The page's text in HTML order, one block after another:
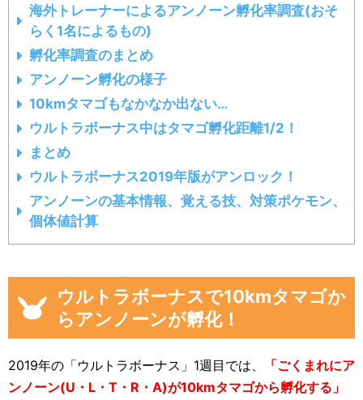
海外トレーナーによるアンノーン孵化率調査(おそ
らく1名によるもの)
孵化率調査のまとめ
アンノーン孵化の様子
10kmタマゴもなかなか出ない…
ウルトラボーナス中はタマゴ孵化距離1/2！
まとめ
ウルトラボーナス2019年版がアンロック！
アンノーンの基本情報、覚える技、対策ポケモン、
個体値計算
ウルトラボーナスで10kmタマゴか
らアンノーンが孵化！
2019年の「ウルトラボーナス」1週目では、
「ごくまれにア
ンノーン(U・L・T・R・A)が10kmタマゴから孵化する」